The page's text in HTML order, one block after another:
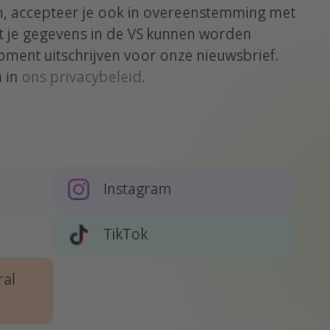
accepteer je ook in overeenstemming met
gegevens in de VS kunnen worden
uitschrijven voor onze nieuwsbrief.
in ons privacybeleid.
Instagram
TikTok